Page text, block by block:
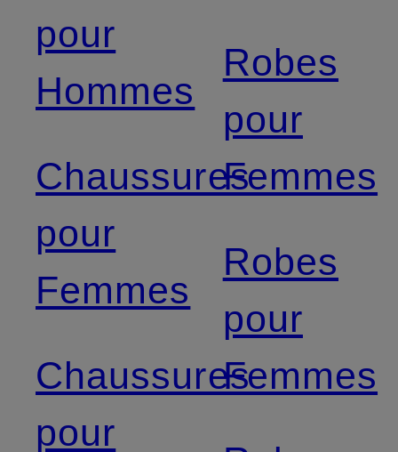
pour
Hommes
Chaussures
pour
Femmes
Chaussures
pour
Robes
pour
Femmes
Robes
pour
Femmes